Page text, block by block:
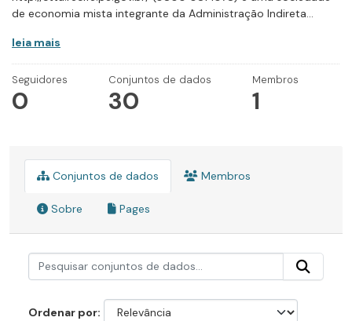
de economia mista integrante da Administração Indireta...
leia mais
Seguidores
0
Conjuntos de dados
30
Membros
1
Conjuntos de dados Membros
Sobre Pages
Ordenar por